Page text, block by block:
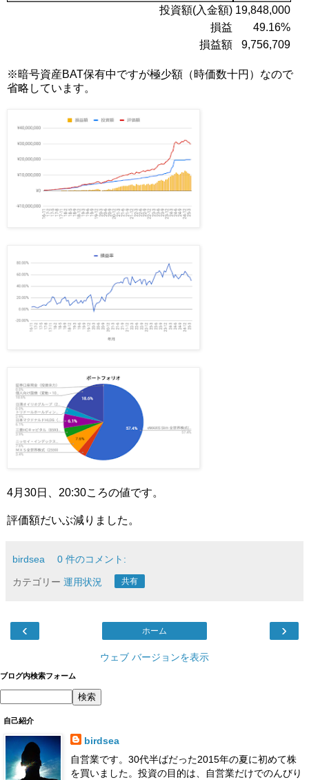
投資額(入金額) 19,848,000
損益
49.16%
損益額
9,756,709
※暗号資産BAT保有中ですが極少額（時価数十円）なので
省略しています。
4月30日、20:30ころの値です。
評価額だいぶ減りました。
birdsea 0 件のコメント:
カテゴリー 運用状況 共有
‹ ›
ホーム
ウェブ バージョンを表示
ブログ内検索フォーム
自己紹介
birdsea
自営業です。30代半ばだった2015年の夏に初めて株
を買いました。投資の目的は、自営業だけでのんびり